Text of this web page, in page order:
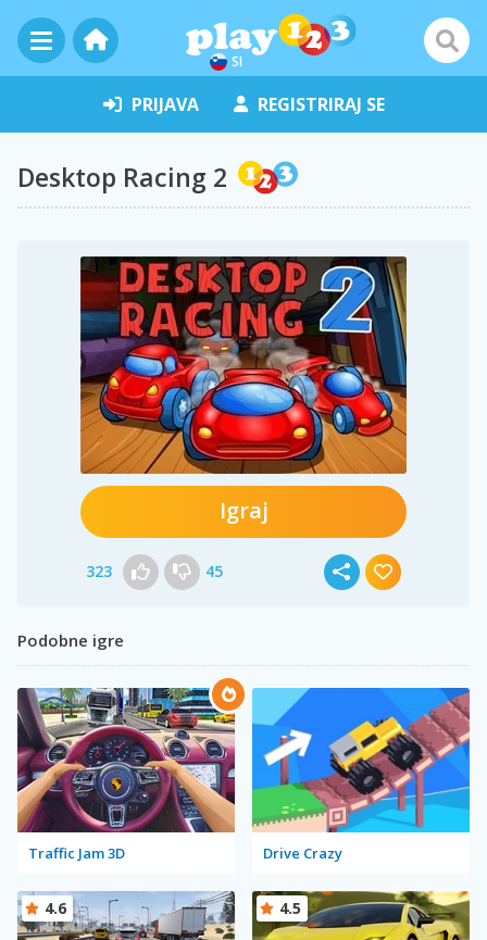
SI
PRIJAVA REGISTRIRAJ SE
Desktop Racing 2
Igraj
323 45
Podobne igre
Traffic Jam 3D Drive Crazy
4.6 4.5